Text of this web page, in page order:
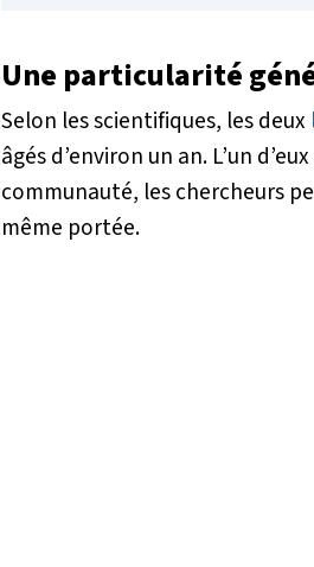
Une particularité
Selon les scientifiques, les deux
âgés d’environ un an. L’un
communauté, les chercheurs
même portée.